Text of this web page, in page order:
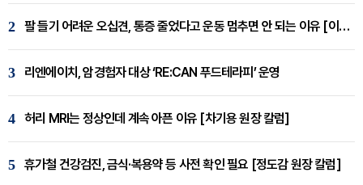
2 팔 들기 어려운 오십견, 통증 줄었다고 운동 멈추면 안 되는 이유 [이병욱 원장 칼럼]
3 리엔에이치, 암경험자 대상 ‘RE:CAN 푸드테라피’ 운영
4 허리 MRI는 정상인데 계속 아픈 이유 [차기용 원장 칼럼]
5 휴가철 건강검진, 금식·복용약 등 사전 확인 필요 [정도감 원장 칼럼]